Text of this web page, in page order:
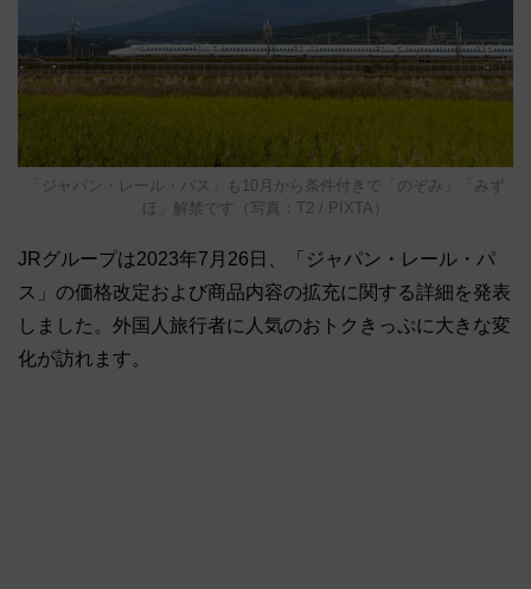
「ジャパン・レール・パス」も10月から条件付きで「のぞみ」「みず
ほ」解禁です（写真：T2 / PIXTA）
JRグループは2023年7月26日、「ジャパン・レール・パ
ス」の価格改定および商品内容の拡充に関する詳細を発表
しました。外国人旅行者に人気のおトクきっぷに大きな変
化が訪れます。